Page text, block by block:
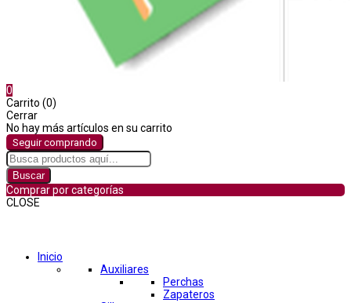
0
Carrito (0)
Cerrar
No hay más artículos en su carrito
Seguir comprando
Buscar
Comprar por categorías
CLOSE
Inicio
Auxiliares
Perchas
Zapateros